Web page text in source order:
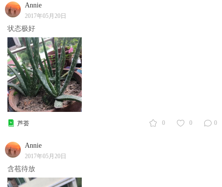
Annie
2017年05月20日
状态极好
0 0 0
芦荟
Annie
2017年05月20日
含苞待放